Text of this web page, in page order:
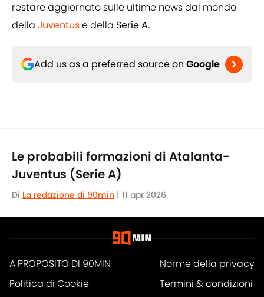
restare aggiornato sulle ultime news dal mondo
della Juventuse della Serie A.
Add us as a preferred source on Google
Le probabili formazioni di Atalanta-
Juventus (Serie A)
Di La redazione di 90min | 11 apr 2026
A PROPOSITO DI 90MIN
Norme della privacy
Politica di Cookie
Termini & condizioni